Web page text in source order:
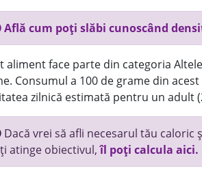
Află cum poți slăbi cunoscând
aliment face parte din categoria
Consumul a 100 de grame din
zilnică estimată pentru un adult
Dacă vrei să afli necesarul tău
atinge obiectivul,îl poți calcula aici.